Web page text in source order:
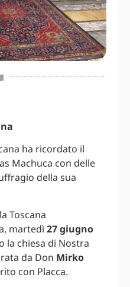
ha ricordato il
Machuca con delle
della sua
Toscana
martedì 27 giugno
la chiesa di Nostra
da Don Mirko
con Placca.